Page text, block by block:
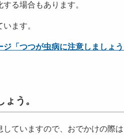
る場合もあります。
ます。
ジ「つつが虫病に注意しましょう
う。
ていますので、おでかけの際